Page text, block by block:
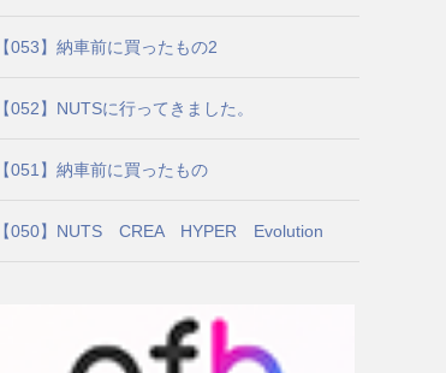
【053】納車前に買ったもの2
【052】NUTSに行ってきました。
【051】納車前に買ったもの
【050】NUTS CREA HYPER Evolution